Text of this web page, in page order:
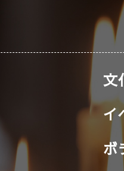
文
イ
ボ